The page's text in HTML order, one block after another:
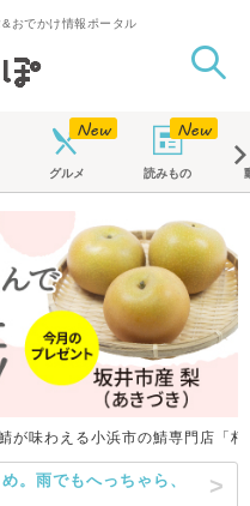
おでかけ情報ポータル
グルメ 読みもの
が味わえる小浜市の鯖専門店「
。雨でもへっちゃら、